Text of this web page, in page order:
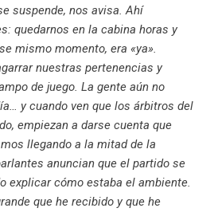
suspende, nos avisa. Ahí
quedarnos en la cabina horas y
mismo momento, era «ya».
nuestras pertenencias y
de juego. La gente aún no
y cuando ven que los árbitros del
empiezan a darse cuenta que
llegando a la mitad de la
anuncian que el partido se
explicar cómo estaba el ambiente.
que he recibido y que he